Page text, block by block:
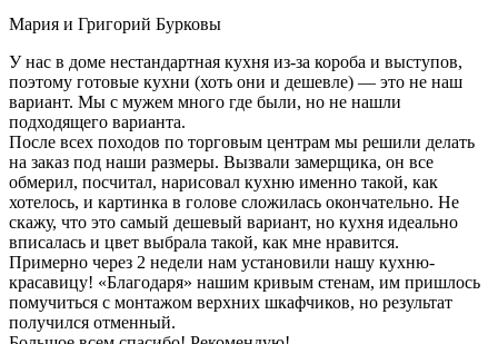
Мария и Григорий Бурковы
У нас в доме нестандартная кухня из-за короба и выступов,
поэтому готовые кухни (хоть они и дешевле) — это не наш
вариант. Мы с мужем много где были, но не нашли
подходящего варианта.
После всех походов по торговым центрам мы решили делать
на заказ под наши размеры. Вызвали замерщика, он все
обмерил, посчитал, нарисовал кухню именно такой, как
хотелось, и картинка в голове сложилась окончательно. Не
скажу, что это самый дешевый вариант, но кухня идеально
вписалась и цвет выбрала такой, как мне нравится.
Примерно через 2 недели нам установили нашу кухню-
красавицу! «Благодаря» нашим кривым стенам, им пришлось
помучиться с монтажом верхних шкафчиков, но результат
получился отменный.